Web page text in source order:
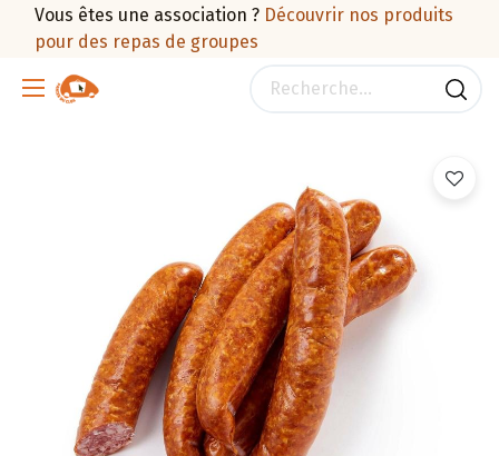
Vous êtes une association ? Découvrir nos produits
pour des repas de groupes